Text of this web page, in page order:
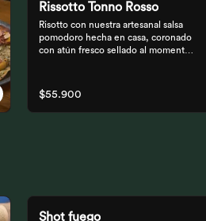
Rissotto Tonno Rosso
Risotto con nuestra artesanal salsa
pomodoro hecha en casa, coronado
con atún fresco sellado al momento,
al grill.
$55.900
Shot fuego